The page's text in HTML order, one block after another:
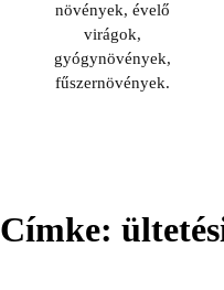
növények, évelő
virágok,
gyógynövények,
fűszernövények.
Címke: